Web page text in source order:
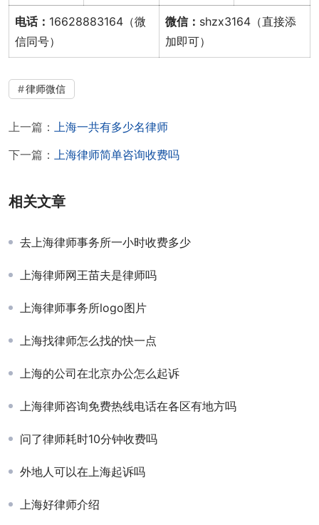
电话： 16628883164（微
信同号）
微信： shzx3164（直接添
加即可）
律师微信
上一篇：
上海一共有多少名律师
下一篇：
上海律师简单咨询收费吗
相关文章
去上海律师事务所一小时收费多少
上海律师网王苗夫是律师吗
上海律师事务所logo图片
上海找律师怎么找的快一点
上海的公司在北京办公怎么起诉
上海律师咨询免费热线电话在各区有地方吗
问了律师耗时10分钟收费吗
外地人可以在上海起诉吗
上海好律师介绍